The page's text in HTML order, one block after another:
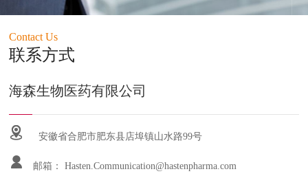
Contact Us
联系方式
海森生物医药有限公司
安徽省合肥市肥东县店埠镇山水路99号
邮箱： Hasten.Communication@hastenpharma.com